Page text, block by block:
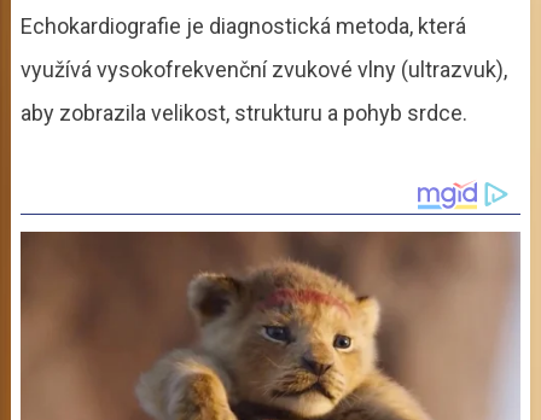
Echokardiografie je diagnostická metoda, která
využívá vysokofrekvenční zvukové vlny (ultrazvuk),
aby zobrazila velikost, strukturu a pohyb srdce.